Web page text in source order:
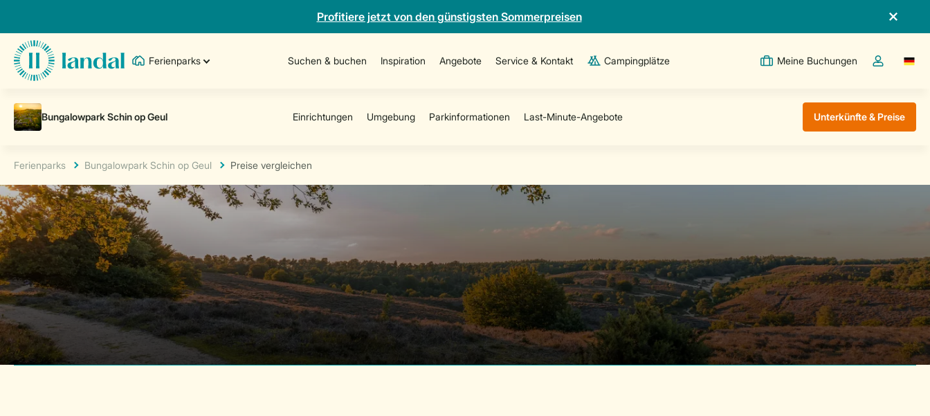
Profitiere jetzt von den günstigsten Sommerpreisen
Ferienparks Suchen & buchen Inspiration Angebote Service & Kontakt Campingplätze Meine Buchungen
Dropdown-
Unterkünfte & Preise
Ferienparks Bungalowpark Schin op Geul Preise vergleichen